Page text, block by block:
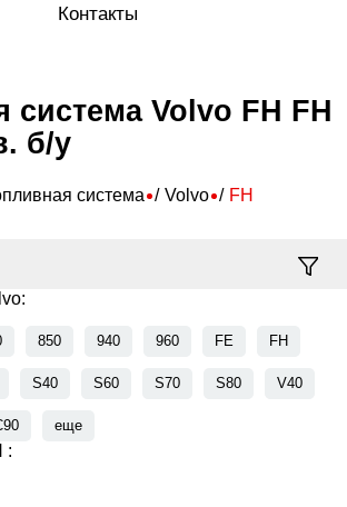
Контакты
система Volvo FH FH
б/у
система Volvo FH
850 940 960 FE FH
S40 S60 S70 S80 V40
еще
: